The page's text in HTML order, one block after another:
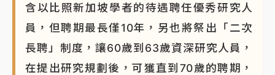
含以比照新加坡學者的待遇聘任優秀研究人
員，但聘期最長僅10年，另也將祭出「二次
長聘」制度，讓60歲到63歲資深研究人員，
在提出研究規劃後，可獲直到70歲的聘期，